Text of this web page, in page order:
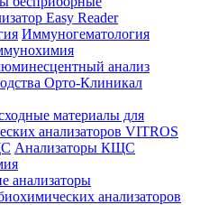
Easy Reader
Иммуногематология
анализ
Орто-Клиникал
материалы для
анализаторов VITROS
Анализаторы КЩС
анализаторы
анализаторов